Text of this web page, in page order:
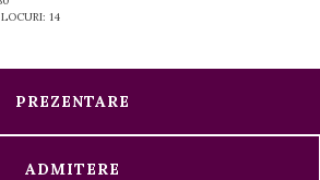
PREZENTARE
ADMITERE
14